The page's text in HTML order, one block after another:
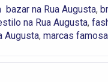
bazar na Rua Augusta,
na Rua Augusta,
Augusta, marcas